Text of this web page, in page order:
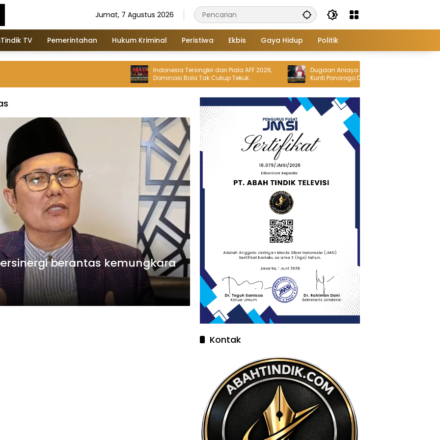
Jumat, 7 Agustus 2026
TV Pemerintahan Hukum Kriminal Peristiwa Ekbis Gaya Hidup Politik
Indonesia Tersingkir dari Piala AFF 2026,
Dominasi Bola Tak Cukup Tekuk
Singapura
Dugaan Aniaya Selingkuhan, Kades
Kunti Ponorogo Dilaporkan ke Polres
berantas kemungkara
Kontak